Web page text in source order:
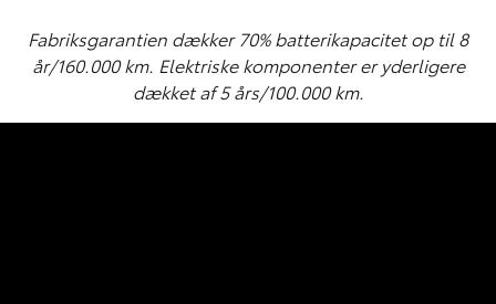
Fabriksgarantien dækker 70% batterikapacitet op til 8
år/160.000 km. Elektriske komponenter er yderligere
dækket af 5 års/100.000 km.